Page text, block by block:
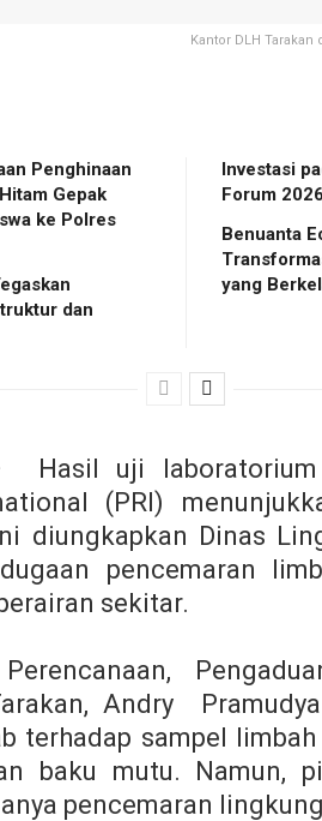
Kantor DLH
Penghinaan
Gepak
ke Polres
dan
Investasi
Forum 2026
Benuanta
yang
Hasil uji laboratorium
(PRI)
diungkapkan Dinas
pencemaran
sekitar.
Andry
terhadap sampel
baku mutu. Namun,
pencemaran